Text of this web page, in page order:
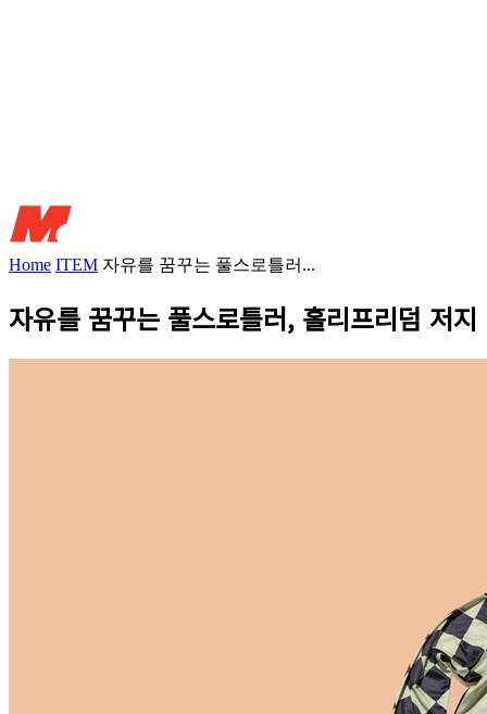
Home ITEM 자유를 꿈꾸는 풀스로틀러...
자유를 꿈꾸는 풀스로틀러, 홀리프리덤 저지